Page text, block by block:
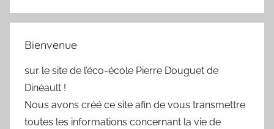
Bienvenue
sur le site de l’éco-école Pierre Douguet de
Dinéault !
Nous avons créé ce site afin de vous transmettre
toutes les informations concernant la vie de